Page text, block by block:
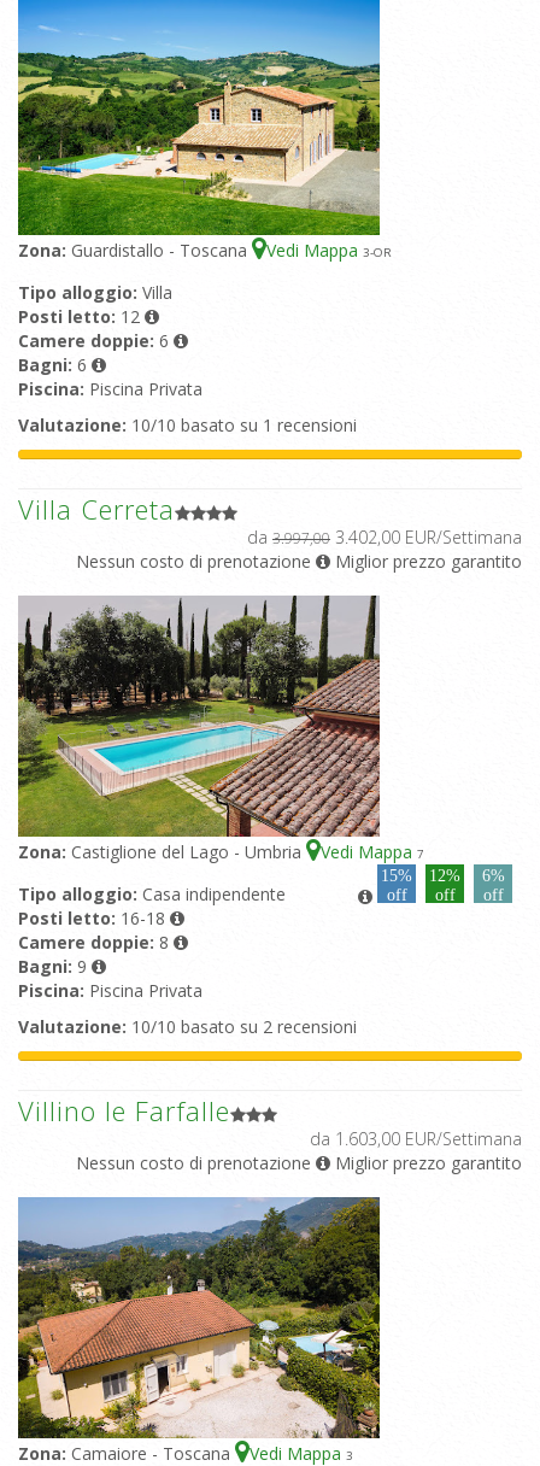
Zona: Guardistallo - Toscana Vedi Mappa 3-OR
Tipo alloggio: Villa
Posti letto: 12
Camere doppie: 6
Bagni: 6
Piscina: Piscina Privata
Valutazione: 10/10 basato su 1 recensioni
Villa Cerreta
da 3.997,00 3.402,00 EUR/Settimana
Nessun costo di prenotazione
Miglior prezzo garantito
Zona: Castiglione del Lago - Umbria Vedi Mappa 7
15%
off
12%
off
6%
off
Tipo alloggio: Casa indipendente
Posti letto: 16-18
Camere doppie: 8
Bagni: 9
Piscina: Piscina Privata
Valutazione: 10/10 basato su 2 recensioni
Villino le Farfalle
da 1.603,00 EUR/Settimana
Nessun costo di prenotazione
Miglior prezzo garantito
Zona: Camaiore - Toscana Vedi Mappa 3